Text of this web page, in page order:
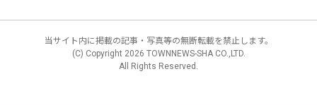
当サイト内に掲載の記事・写真等の無断転載を禁止します。
(C) Copyright 2026 TOWNNEWS-SHA CO.,LTD.
All Rights Reserved.